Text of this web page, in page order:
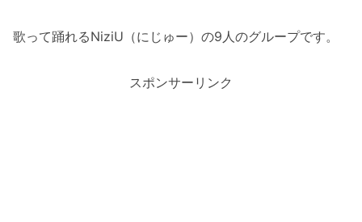
歌って踊れるNiziU（にじゅー）の9人のグループです。
スポンサーリンク